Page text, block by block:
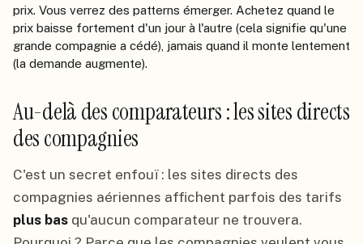
prix. Vous verrez des patterns émerger. Achetez quand le
prix baisse fortement d'un jour à l'autre (cela signifie qu'une
grande compagnie a cédé), jamais quand il monte lentement
(la demande augmente).
Au-delà des comparateurs : les sites directs
des compagnies
C'est un secret enfouï : les sites directs des
compagnies aériennes affichent parfois des tarifs
plus bas qu'aucun comparateur ne trouvera.